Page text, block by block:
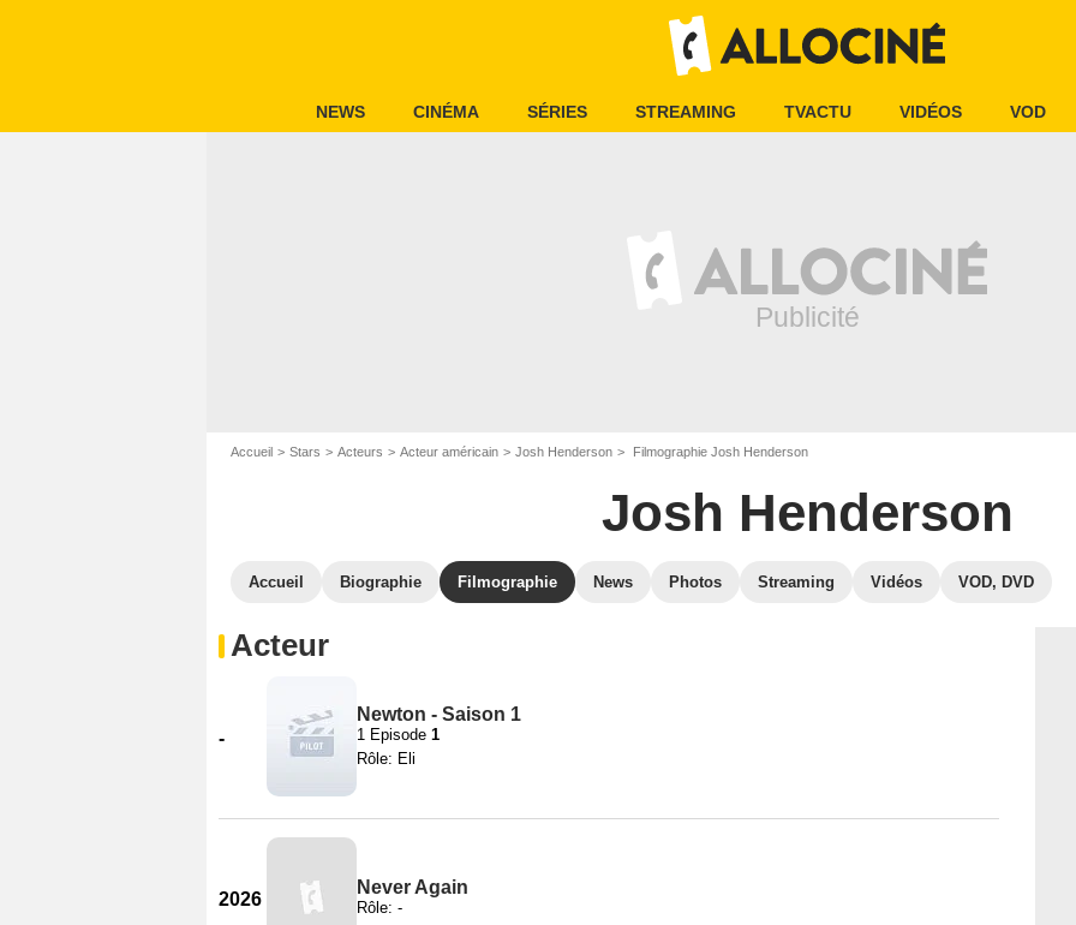
NEWS CINÉMA SÉRIES STREAMING TVACTU VIDÉOS VOD
Accueil Stars Acteurs Acteur américain Josh Henderson Filmographie Josh Henderson
Josh Henderson
Accueil Biographie Filmographie News Photos Streaming Vidéos VOD, DVD
Acteur
-
Newton - Saison 1
1 Episode 1
Rôle: Eli
2026
Never Again
Rôle: -